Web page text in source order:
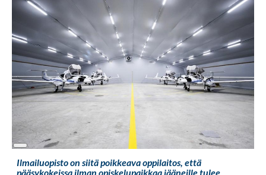
Long
Description
Ilmailuopisto on siitä poikkeava oppilaitos, että
pääsykokeissa ilman opiskelupaikkaa jääneille tulee